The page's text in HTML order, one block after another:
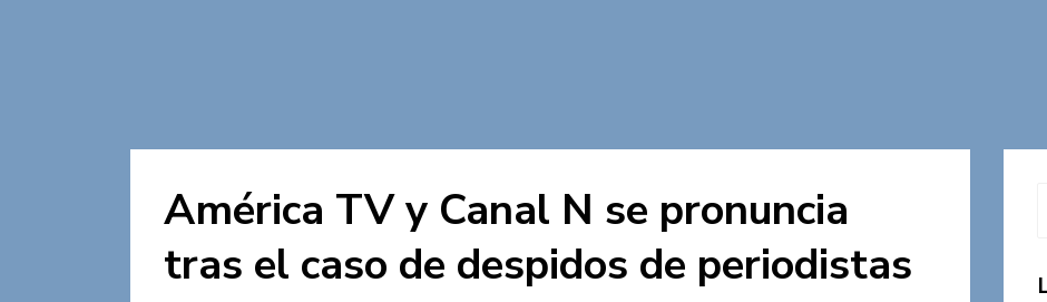
América TV y Canal N se pronuncia
tras el caso de despidos de periodistas